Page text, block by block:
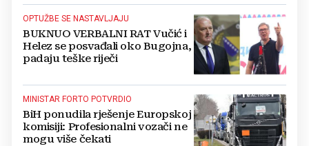
OPTUŽBE SE NASTAVLJAJU
BUKNUO VERBALNI RAT Vučić i
Helez se posvađali oko Bugojna,
padaju teške riječi
MINISTAR FORTO POTVRDIO
BiH ponudila rješenje Europskoj
komisiji: Profesionalni vozači ne
mogu više čekati